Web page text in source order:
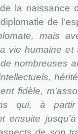
la naissance
de
mais
vie humaine et
nombreuses
fidèle,
qui, à
ensuite